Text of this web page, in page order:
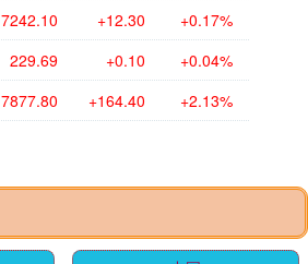
7242.10 +12.30 +0.17%
229.69 +0.10 +0.04%
7877.80 +164.40 +2.13%